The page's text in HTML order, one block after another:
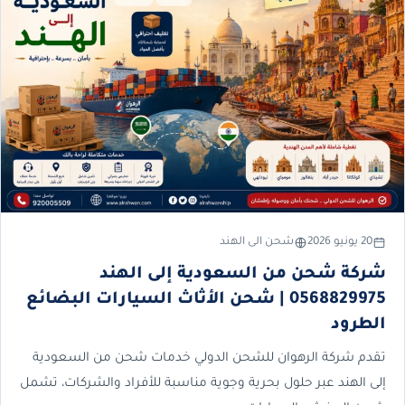
20 يونيو 2026 شحن الى الهند
شركة شحن من السعودية إلى الهند
0568829975 | شحن الأثاث السيارات البضائع
الطرود
تقدم شركة الرهوان للشحن الدولي خدمات شحن من السعودية
إلى الهند عبر حلول بحرية وجوية مناسبة للأفراد والشركات، تشمل